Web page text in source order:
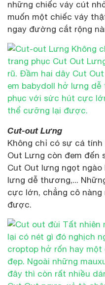
những chiếc váy cút
muốn một chiếc váy
ngay đường cắt rộng
Cut-out Lưng
Không chỉ có sự cá
Out Lưng còn đem đến
Cut Out lưng ngọt
lưng dễ thương,...
cực lớn, chẳng cô
được.